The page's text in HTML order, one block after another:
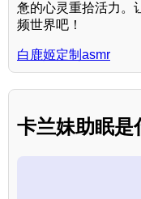
惫的心灵重拾活力。
频世界吧！
白鹿姬定制asmr
卡兰妹助眠是